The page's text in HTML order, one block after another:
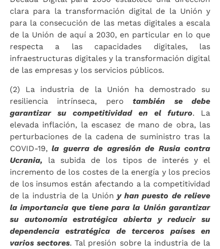
clara para la transformación digital de la Unión y
para la consecución de las metas digitales a escala
de la Unión de aquí a 2030, en particular en lo que
respecta a las capacidades digitales, las
infraestructuras digitales y la transformación digital
de las empresas y los servicios públicos.
(2) La industria de la Unión ha demostrado su
resiliencia intrínseca, perotambién se debe
garantizar su competitividad en el futuro. La
elevada inflación, la escasez de mano de obra, las
perturbaciones de la cadena de suministro tras la
COVID-19,la guerra de agresión de Rusia contra
Ucrania, la subida de los tipos de interés y el
incremento de los costes de la energía y los precios
de los insumos están afectando a la competitividad
de la industria de la Unión y han puesto de relieve
la importancia que tiene para la Unión garantizar
su autonomía estratégica abierta y reducir su
dependencia estratégica de terceros países en
varios sectores. Tal presión sobre la industria de la